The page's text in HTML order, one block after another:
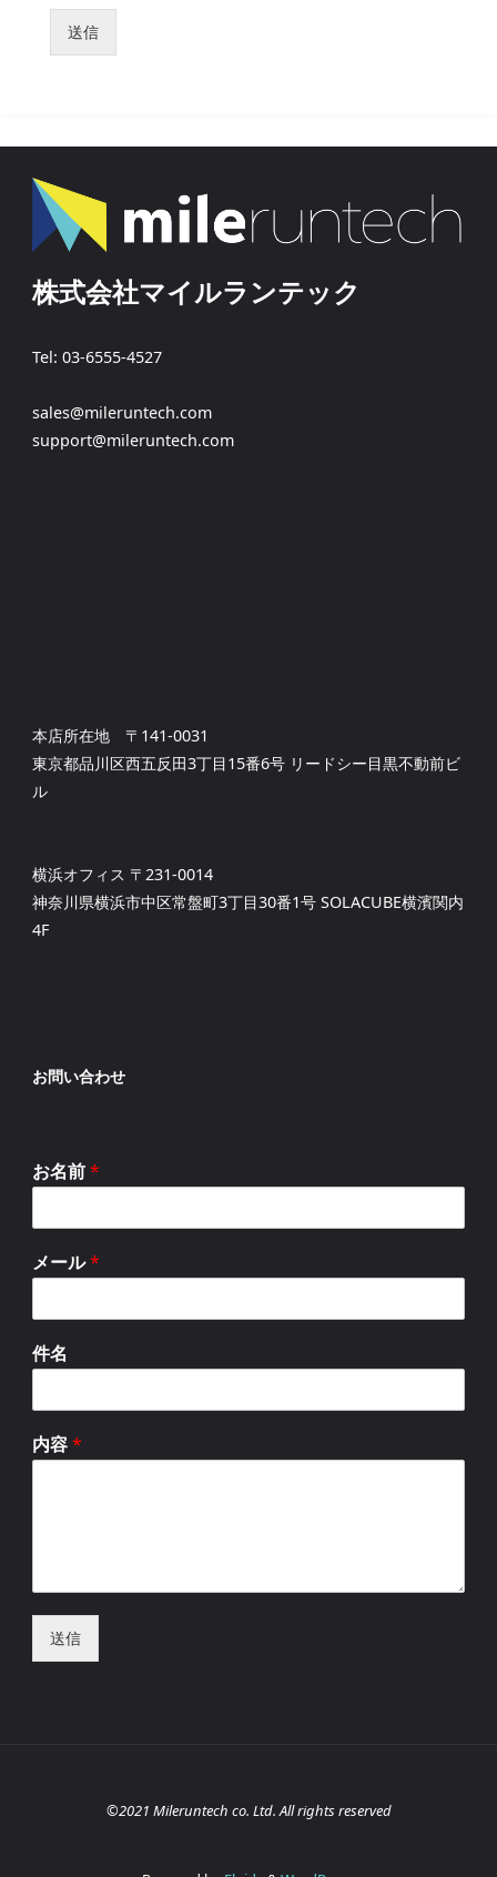
送信
株式会社マイルランテック
Tel: 03-6555-4527
sales@mileruntech.com
support@mileruntech.com
本店所在地 〒141-0031
東京都品川区西五反田3丁目15番6号 リードシー目黒不動前ビ
ル
横浜オフィス 〒231-0014
神奈川県横浜市中区常盤町3丁目30番1号 SOLACUBE横濱関内
4F
お問い合わせ
お名前*
メール*
件名
内容*
送信
©2021 Mileruntech co. Ltd. All rights reserved